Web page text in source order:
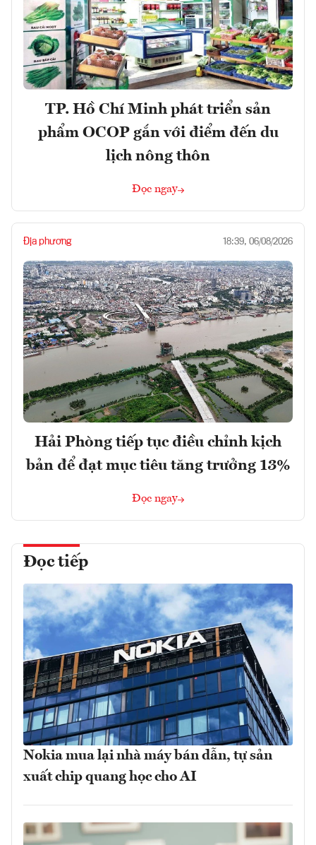
TP. Hồ Chí Minh phát triển sản
phẩm OCOP gắn với điểm đến du
lịch nông thôn
Đọc ngay
Địa phương 18:39, 06/08/2026
Hải Phòng tiếp tục điều chỉnh kịch
bản để đạt mục tiêu tăng trưởng 13%
Đọc ngay
Đọc tiếp
Nokia mua lại nhà máy bán dẫn, tự sản
xuất chip quang học cho AI